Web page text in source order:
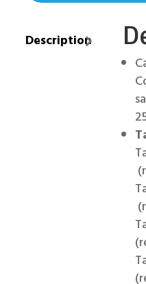
Description